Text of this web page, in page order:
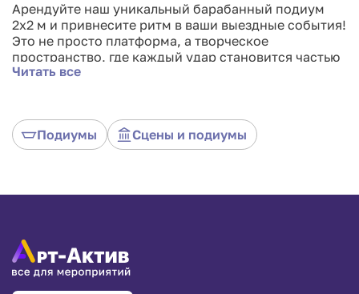
Арендуйте наш уникальный барабанный подиум
2x2 м и привнесите ритм в ваши выездные события!
Это не просто платформа, а творческое
пространство, где каждый удар становится частью
музыкального искусства. Лёгкость аренды,
Арендуйте подиум, где каждый барабан — не
только инструмент, но и воплощение энергии.
Поднимите своё музыкальное событие на новый
Читать все
Подиумы Сцены и подиумы